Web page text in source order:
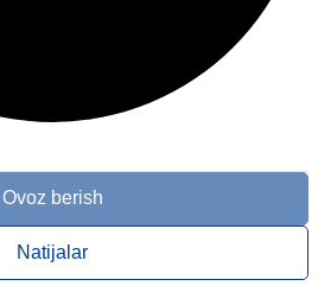
Ovoz berish
Natijalar